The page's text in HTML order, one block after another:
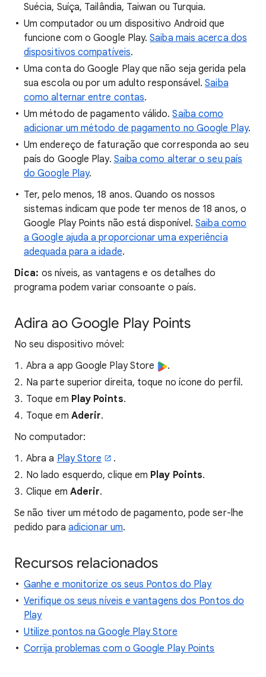
Suécia, Suíça, Tailândia, Taiwan ou Turquia.
Um computador ou um dispositivo Android que
funcione com o Google Play.Saiba mais acerca dos
dispositivos compatíveis.
Uma conta do Google Play que não seja gerida pela
sua escola ou por um adulto responsável.Saiba
como alternar entre contas.
Um método de pagamento válido.Saiba como
adicionar um método de pagamento no Google Play.
Um endereço de faturação que corresponda ao seu
país do Google Play. Saiba como alterar o seu país
do Google Play.
Ter, pelo menos, 18 anos. Quando os nossos
sistemas indicam que pode ter menos de 18 anos, o
Google Play Points não está disponível.Saiba como
a Google ajuda a proporcionar uma experiência
adequada para a idade.
Dica: os níveis, as vantagens e os detalhes do
programa podem variar consoante o país.
Adira ao Google Play Points
No seu dispositivo móvel:
Abra a app Google Play Store
.
Na parte superior direita, toque no ícone do perfil.
Toque em Play Points.
Toque em Aderir.
No computador:
Abra a Play Store
.
No lado esquerdo, clique em Play Points.
Clique em Aderir.
Se não tiver um método de pagamento, pode ser-lhe
pedido para adicionar um.
Recursos relacionados
Ganhe e monitorize os seus Pontos do Play
Verifique os seus níveis e vantagens dos Pontos do
Play
Utilize pontos na Google Play Store
Corrija problemas com o Google Play Points